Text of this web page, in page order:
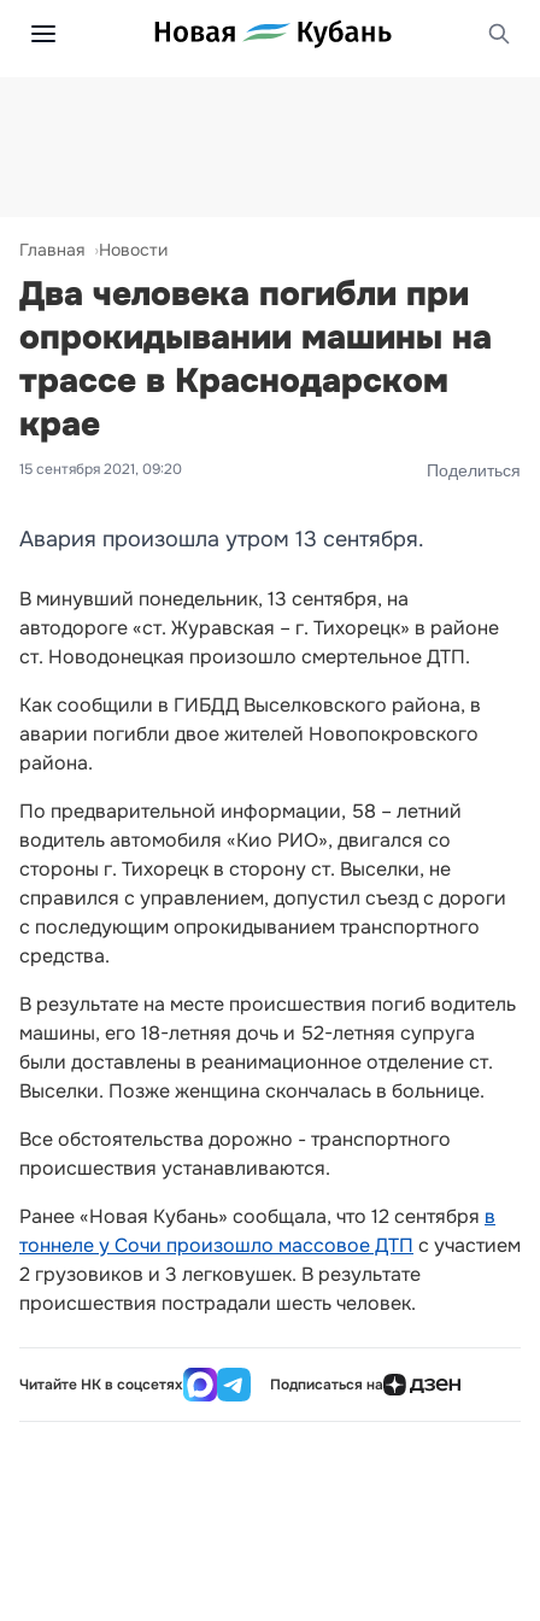
Главная Новости
Два человека погибли при
опрокидывании машины на
трассе в Краснодарском
крае
15 сентября 2021, 09:20 Поделиться
Авария произошла утром 13 сентября.
В минувший понедельник, 13 сентября, на
автодороге «ст. Журавская – г. Тихорецк» в районе
ст. Новодонецкая произошло смертельное ДТП.
Как сообщили в ГИБДД Выселковского района, в
аварии погибли двое жителей Новопокровского
района.
По предварительной информации, 58 – летний
водитель автомобиля «Кио РИО», двигался со
стороны г. Тихорецк в сторону ст. Выселки, не
справился с управлением, допустил съезд с дороги
с последующим опрокидыванием транспортного
средства.
В результате на месте происшествия погиб водитель
машины, его 18-летняя дочь и 52-летняя супруга
были доставлены в реанимационное отделение ст.
Выселки. Позже женщина скончалась в больнице.
Все обстоятельства дорожно - транспортного
происшествия устанавливаются.
Ранее «Новая Кубань» сообщала, что 12 сентября в
тоннеле у Сочи произошло массовое ДТП с участием
2 грузовиков и 3 легковушек. В результате
происшествия пострадали шесть человек.
Читайте НК в соцсетях Подписаться на